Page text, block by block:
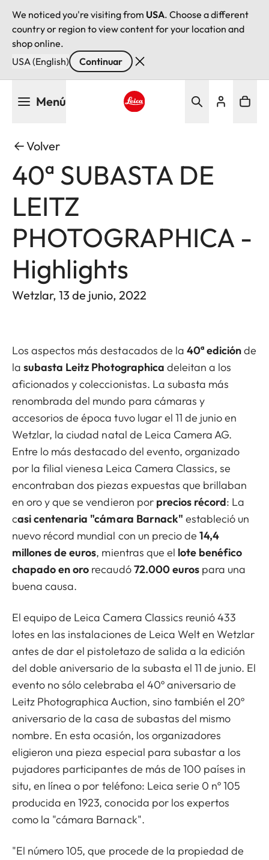
We noticed you're visiting from USA. Choose a different
country or region to view content for your location and
shop online.
USA (English)
Continuar
Menú
Volver
40ª SUBASTA DE
LEITZ
PHOTOGRAPHICA -
Highlights
Wetzlar, 13 de junio, 2022
Los aspectos más destacados de la 40ª ediciónde
lasubasta Leitz Photographica deleitan a los
aficionados y coleccionistas. La subasta más
renombrada del mundo para cámaras y
accesorios de época tuvo lugar el 11 de junio en
Wetzlar, la ciudad natal de Leica Camera AG.
Entre lo más destacado del evento, organizado
por la filial vienesa Leica Camera Classics, se
encontraban dos piezas expuestas que brillaban
en oro y que se vendieron por precios récord: La
casi centenaria "cámara Barnack" estableció un
nuevo récord mundial con un precio de 14,4
millones de euros, mientras que el lote benéfico
chapado en oro recaudó72.000 eurospara una
buena causa.
El equipo de Leica Camera Classics reunió 433
lotes en las instalaciones de Leica Welt en Wetzlar
antes de dar el pistoletazo de salida a la edición
del doble aniversario de la subasta el 11 de junio. El
evento no sólo celebraba el 40º aniversario de
Leitz Photographica Auction, sino también el 20º
aniversario de la casa de subastas del mismo
nombre. En esta ocasión, los organizadores
eligieron una pieza especial para subastar a los
pujadores participantes de más de 100 países in
situ, en línea o por teléfono: Leica serie 0 nº 105
producida en 1923, conocida por los expertos
como la "cámara Barnack".
"El número 105, que procede de la propiedad de